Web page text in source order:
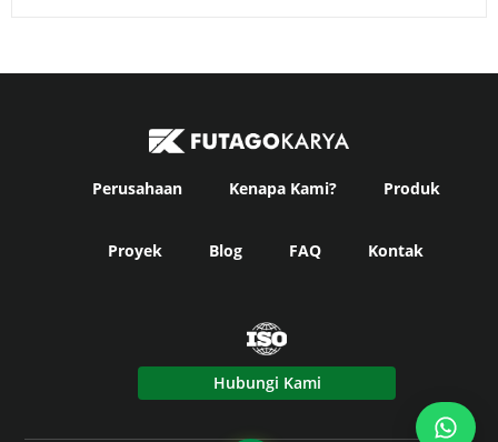
Perusahaan Kenapa Kami? Produk
Proyek Blog FAQ Kontak
Hubungi Kami